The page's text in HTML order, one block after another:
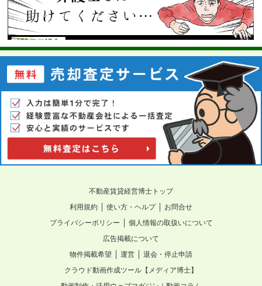
不動産賃貸経営博士トップ
利用規約 ｜ 使い方・ヘルプ｜ お問合せ
プライバシーポリシー ｜ 個人情報の取扱いについて
広告掲載について
物件掲載希望 ｜ 運営 ｜ 退会・停止申請
クラウド動画作成ツール【メディア博士】